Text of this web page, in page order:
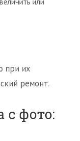
при их
ремонт.
с фото: